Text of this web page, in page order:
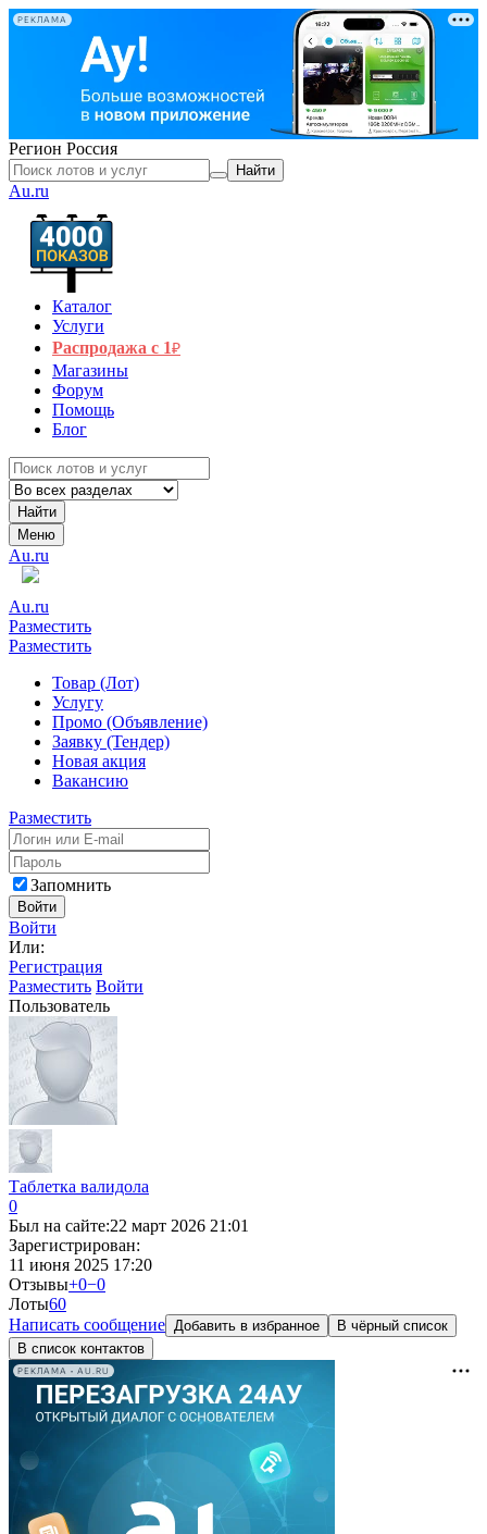
РЕКЛАМА
Регион Россия
Найти
Au.ru
Каталог
Услуги
Распродажа с 1₽
Магазины
Форум
Помощь
Блог
Найти
Меню
Au.ru
Au.ru
Разместить
Разместить
Товар (Лот)
Услугу
Промо (Объявление)
Заявку (Тендер)
Новая акция
Вакансию
Разместить
Запомнить
Войти
Войти
Или:
Регистрация
Разместить Войти
Пользователь
Таблетка валидола
0
Был на сайте:22 март 2026 21:01
Зарегистрирован:
11 июня 2025 17:20
Отзывы+0−0
Лоты60
Написать сообщение Добавить в избранное
В чёрный список
В список контактов
РЕКЛАМА • AU.RU